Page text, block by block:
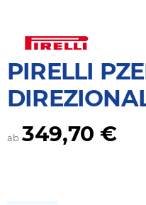
PIRELLI
ab 349,70 €